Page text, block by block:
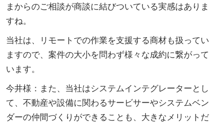
まからのご相談が商談に結びついている実感はありま
すね。
当社は、リモートでの作業を支援する商材も扱ってい
ますので、案件の大小を問わず様々な成約に繋がって
います。
今井様：また、当社はシステムインテグレーターとし
て、不動産や設備に関わるサービサーやシステムベン
ダーの仲間づくりができることも、大きなメリットだ